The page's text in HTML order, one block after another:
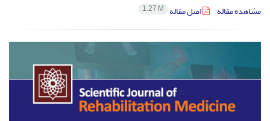
مشاهده مقاله
اصل مقاله 1.27 M